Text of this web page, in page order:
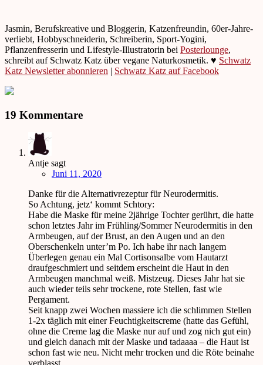
Jasmin, Berufskreative und Bloggerin, Katzenfreundin, 60er-Jahre-
verliebt, Hobbyschneiderin, Schreiberin, Sport-Yogini,
Pflanzenfresserin und Lifestyle-Illustratorin bei Posterlounge,
schreibt auf Schwatz Katz über vegane Naturkosmetik. ♥ Schwatz
Katz Newsletter abonnieren | Schwatz Katz auf Facebook
19 Kommentare
Antje sagt
Juni 11, 2020
Danke für die Alternativrezeptur für Neurodermitis.
So Achtung, jetz‘ kommt Schtory:
Habe die Maske für meine 2jährige Tochter gerührt, die hatte
schon letztes Jahr im Frühling/Sommer Neurodermitis in den
Armbeugen, auf der Brust, an den Augen und an den
Oberschenkeln unter’m Po. Ich habe ihr nach langem
Überlegen genau ein Mal Cortisonsalbe vom Hautarzt
draufgeschmiert und seitdem erscheint die Haut in den
Armbeugen manchmal weiß. Mistzeug. Dieses Jahr hat sie
auch wieder teils sehr trockene, rote Stellen, fast wie
Pergament.
Seit knapp zwei Wochen massiere ich die schlimmen Stellen
1-2x täglich mit einer Feuchtigkeitscreme (hatte das Gefühl,
ohne die Creme lag die Maske nur auf und zog nich gut ein)
und gleich danach mit der Maske und tadaaaa – die Haut ist
schon fast wie neu. Nicht mehr trocken und die Röte beinahe